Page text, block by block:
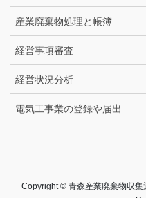
産業廃棄物処理と帳簿
経営事項審査
経営状況分析
電気工事業の登録や届出
Copyright © 青森産業廃棄物収